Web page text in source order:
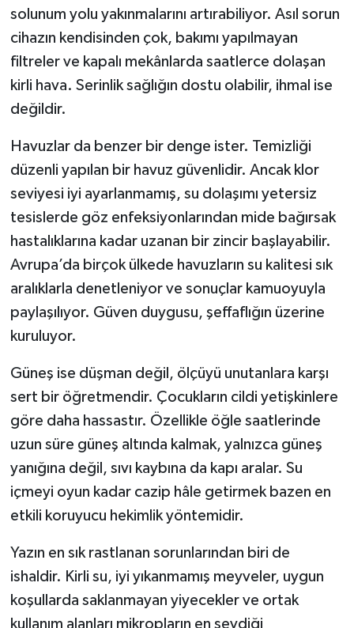
solunum yolu yakınmalarını artırabiliyor. Asıl sorun
cihazın kendisinden çok, bakımı yapılmayan
filtreler ve kapalı mekânlarda saatlerce dolaşan
kirli hava. Serinlik sağlığın dostu olabilir, ihmal ise
değildir.
Havuzlar da benzer bir denge ister. Temizliği
düzenli yapılan bir havuz güvenlidir. Ancak klor
seviyesi iyi ayarlanmamış, su dolaşımı yetersiz
tesislerde göz enfeksiyonlarından mide bağırsak
hastalıklarına kadar uzanan bir zincir başlayabilir.
Avrupa’da birçok ülkede havuzların su kalitesi sık
aralıklarla denetleniyor ve sonuçlar kamuoyuyla
paylaşılıyor. Güven duygusu, şeffaflığın üzerine
kuruluyor.
Güneş ise düşman değil, ölçüyü unutanlara karşı
sert bir öğretmendir. Çocukların cildi yetişkinlere
göre daha hassastır. Özellikle öğle saatlerinde
uzun süre güneş altında kalmak, yalnızca güneş
yanığına değil, sıvı kaybına da kapı aralar. Su
içmeyi oyun kadar cazip hâle getirmek bazen en
etkili koruyucu hekimlik yöntemidir.
Yazın en sık rastlanan sorunlarından biri de
ishaldir. Kirli su, iyi yıkanmamış meyveler, uygun
koşullarda saklanmayan yiyecekler ve ortak
kullanım alanları mikropların en sevdiği